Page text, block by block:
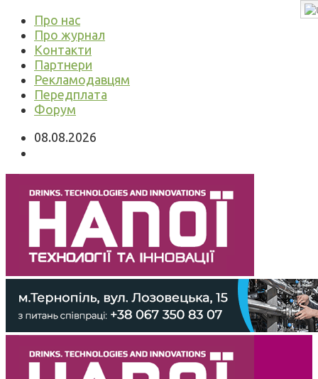
Про нас
Про журнал
Контакти
Партнери
Рекламодавцям
Передплата
Форум
08.08.2026